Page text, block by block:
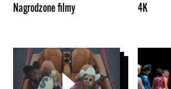
Nagrodzone filmy
4K
Nowe
utwory
przegląd
teledysków